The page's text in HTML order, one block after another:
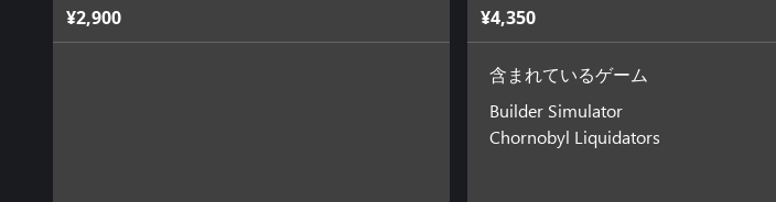
¥2,900 ¥4,350
含まれているゲーム
Builder Simulator
Chornobyl Liquidators